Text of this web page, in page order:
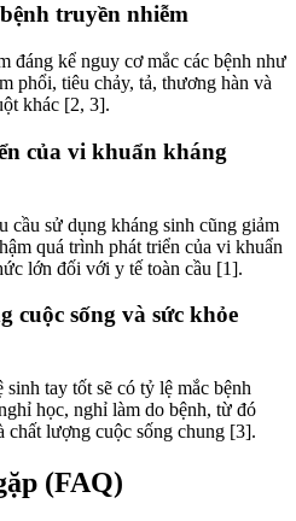
truyền nhiễm
đáng kể nguy cơ mắc các bệnh như
phổi, tiêu chảy, tả, thương hàn và
khác [2, 3].
của vi khuẩn kháng
cầu sử dụng kháng sinh cũng giảm
quá trình phát triển của vi khuẩn
lớn đối với y tế toàn cầu [1].
cuộc sống và sức khỏe
tay tốt sẽ có tỷ lệ mắc bệnh
học, nghỉ làm do bệnh, từ đó
chất lượng cuộc sống chung [3].
(FAQ)